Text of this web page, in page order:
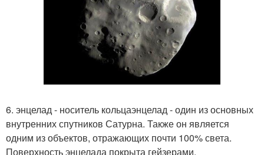
6. энцелад - носитель кольцаэнцелад - один из основных
внутренних спутников Сатурна. Также он является
одним из объектов, отражающих почти 100% света.
Поверхность энцелада покрыта гейзерами,